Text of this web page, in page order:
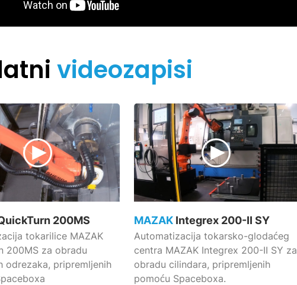
videozapisi
200MS
tokarilice MAZAK
200MS za obradu
odrezaka, pripremljenih
MAZAK Integrex 200-II SY
Automatizacija tokarsko-glodaćeg
centra MAZAK Integrex 200-II SY za
obradu cilindara, pripremljenih
pomoću Spaceboxa.